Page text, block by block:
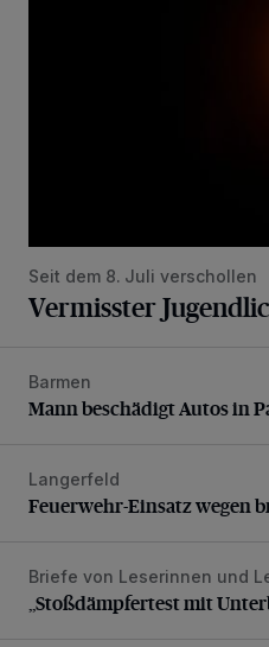
Seit dem 8. Juli verschollen
Vermisster
Mann beschädigt Autos in
Barmen
Mann beschädigt Autos in
Feuerwehr-Einsatz wegen
Langerfeld
Feuerwehr-Einsatz wegen
„Stoßdämpfertest mit
Briefe von Leserinnen und
„Stoßdämpfertest mit